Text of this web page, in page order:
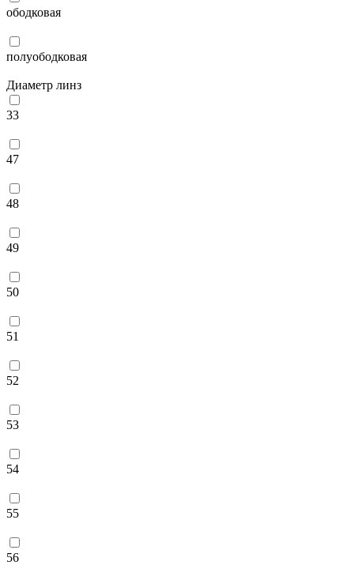
ободковая
полуободковая
Диаметр линз
33
47
48
49
50
51
52
53
54
55
56